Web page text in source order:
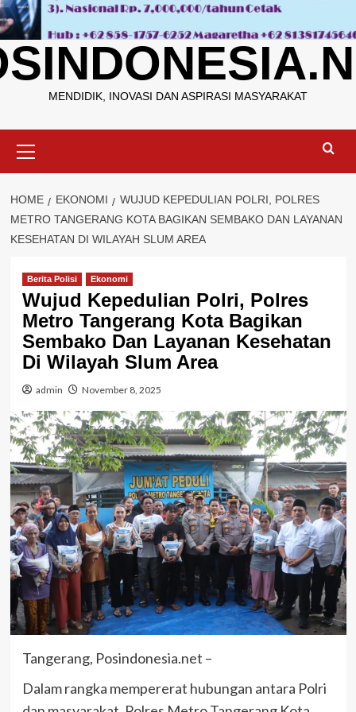
MENDIDIK, INOVASI DAN ASPIRASI MASYARAKAT
Menu
HOME EKONOMI
WUJUD KEPEDULIAN POLRI, POLRES
METRO TANGERANG KOTA BAGIKAN SEMBAKO DAN LAYANAN
KESEHATAN DI WILAYAH SLUM AREA
Berita Polisi Ekonomi
Wujud Kepedulian Polri, Polres
Metro Tangerang Kota Bagikan
Sembako Dan Layanan Kesehatan
Di Wilayah Slum Area
admin November 8, 2025
Tangerang, Posindonesia.net –
Dalam rangka mempererat hubungan antara Polri